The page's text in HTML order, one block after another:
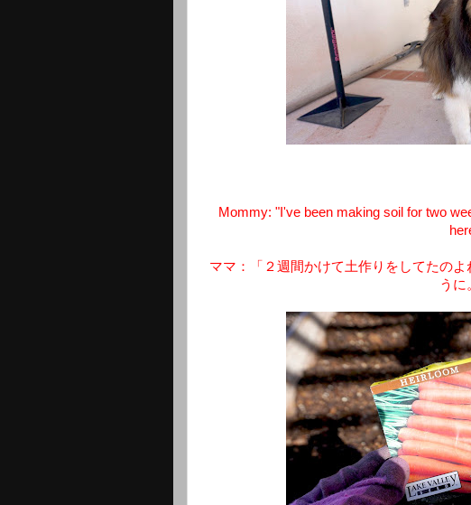
Mommy: "I've been making soil for two
ママ：「２週間かけて土作りをしてたの
うに